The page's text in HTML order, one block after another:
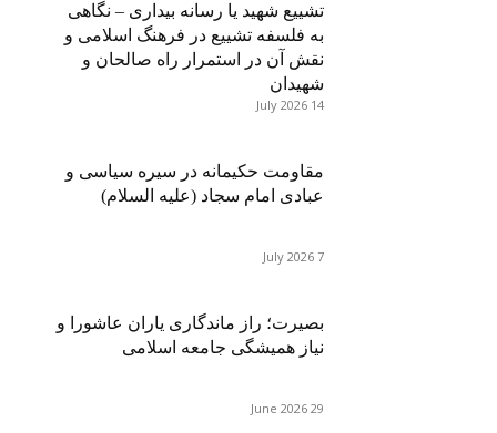
تشییع شهید یا رسانه بیداری – نگاهی
به فلسفه تشییع در فرهنگ اسلامی و
نقش آن در استمرار راه صالحان و
شهیدان
14 July 2026
مقاومت حکیمانه در سیره سیاسی و
عبادی امام سجاد (علیه السلام)
7 July 2026
بصیرت؛ راز ماندگاری یاران عاشورا و
نیاز همیشگی جامعه اسلامی
29 June 2026